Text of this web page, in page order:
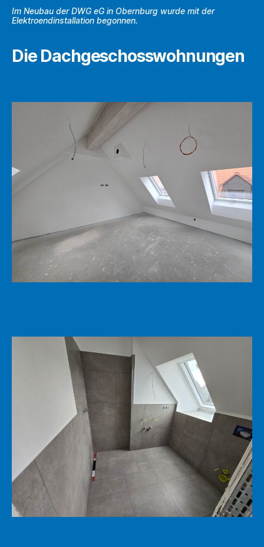
Im Neubau der DWG eG in Obernburg wurde mit der
Elektroendinstallation begonnen.
Die Dachgeschosswohnungen